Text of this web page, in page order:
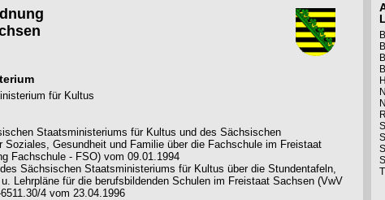
für Kultus
Staatsministeriums für Kultus und des Sächsischen
Soziales, Gesundheit und Familie über die Fachschule im Freistaat
Fachschule - FSO) vom 09.01.1994
Sächsischen Staatsministeriums für Kultus über die Stundentafeln,
Lehrpläne für die berufsbildenden Schulen im Freistaat Sachsen (VwV
4 vom 23.04.1996